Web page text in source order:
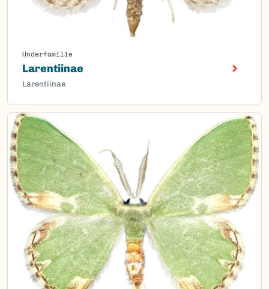
Underfamilie
Larentiinae
Larentiinae